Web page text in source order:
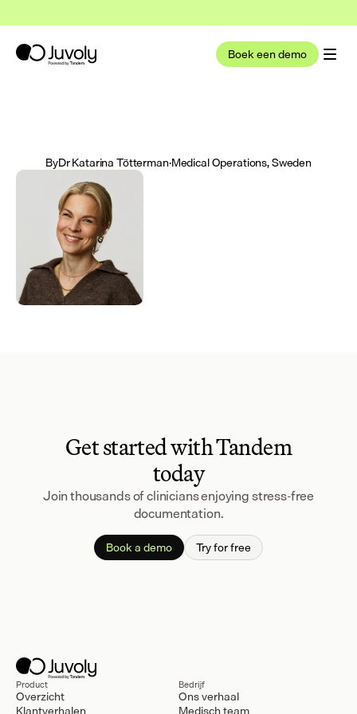
Boek een demo
ByDr Katarina Tötterman·Medical Operations, Sweden
Get started with Tandem
today
Join thousands of clinicians enjoying stress-free
documentation.
Book a demo Try for free
Product
Overzicht
Bedrijf
Ons verhaal